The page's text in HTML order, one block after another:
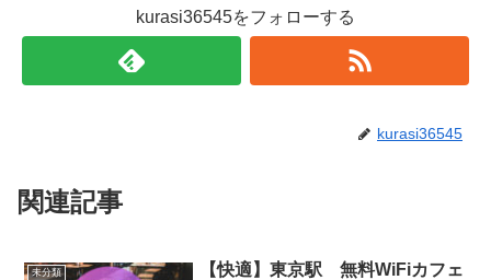
kurasi36545をフォローする
kurasi36545
関連記事
未分類
【快適】東京駅 無料WiFiカフェ